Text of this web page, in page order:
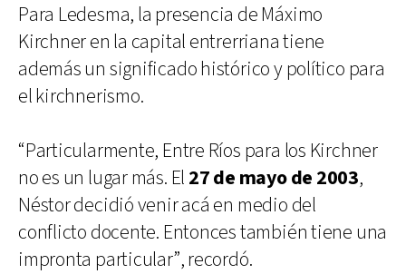
Para Ledesma, la presencia de Máximo
Kirchner en la capital entrerriana tiene
además un significado histórico y político para
el kirchnerismo.
“Particularmente, Entre Ríos para los Kirchner
no es un lugar más. El 27 de mayo de 2003,
Néstor decidió venir acá en medio del
conflicto docente. Entonces también tiene una
impronta particular”, recordó.